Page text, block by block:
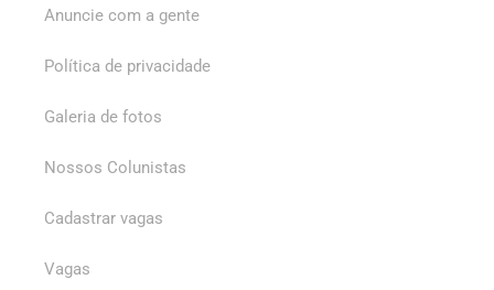
Anuncie com a gente
Política de privacidade
Galeria de fotos
Nossos Colunistas
Cadastrar vagas
Vagas